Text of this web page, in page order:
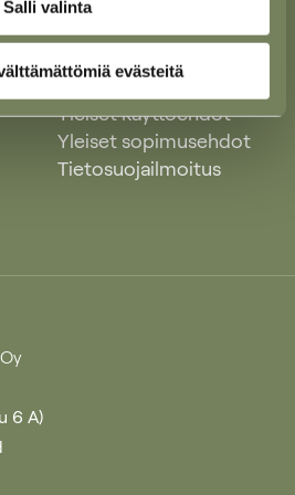
Salli valinta
evästeitä
Yleiset käyttöehdot
Yleiset sopimusehdot
Tietosuojailmoitus
6 A)